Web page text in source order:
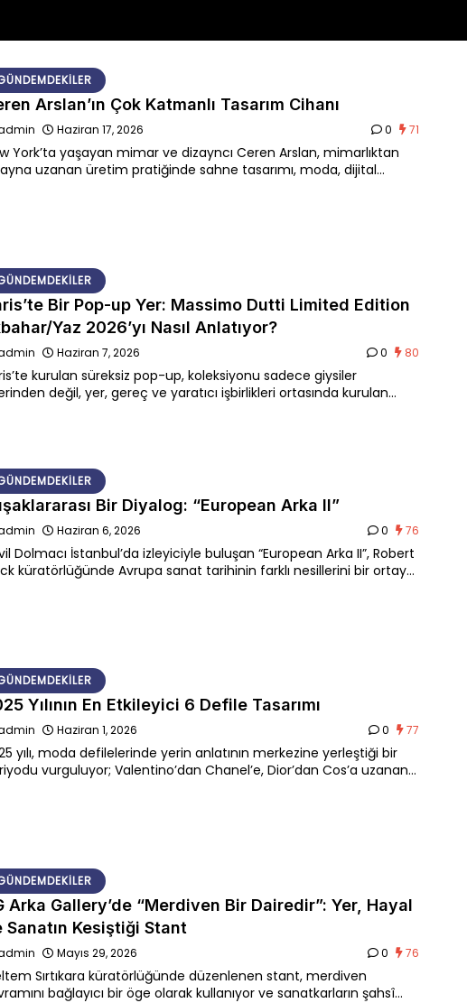
Arslan’ın Çok Katmanlı Tasarım Cihanı
Haziran 17, 2026 0 71
York’ta yaşayan mimar ve dizayncı Ceren Arslan, mimarlıktan
uzanan üretim pratiğinde sahne tasarımı, moda, dijital
Bir Pop-up Yer: Massimo Dutti Limited Edition
Yaz 2026’yı Nasıl Anlatıyor?
Haziran 7, 2026 0 80
kurulan süreksiz pop-up, koleksiyonu sadece giysiler
değil, yer, gereç ve yaratıcı işbirlikleri ortasında kurulan
Bir Diyalog: “European Arka II”
Haziran 6, 2026 0 76
Dolmacı İstanbul’da izleyiciyle buluşan “European Arka II”, Robert
küratörlüğünde Avrupa sanat tarihinin farklı nesillerini bir ortaya
Yılının En Etkileyici 6 Defile Tasarımı
Haziran 1, 2026 0 77
yılı, moda defilelerinde yerin anlatının merkezine yerleştiği bir
vurguluyor; Valentino’dan Chanel’e, Dior’dan Cos’a uzanan
Arka Gallery’de “Merdiven Bir Dairedir”: Yer, Hayal
Sanatın Kesiştiği Stant
Mayıs 29, 2026 0 76
Sırtıkara küratörlüğünde düzenlenen stant, merdiven
bağlayıcı bir öge olarak kullanıyor ve sanatkarların şahsî